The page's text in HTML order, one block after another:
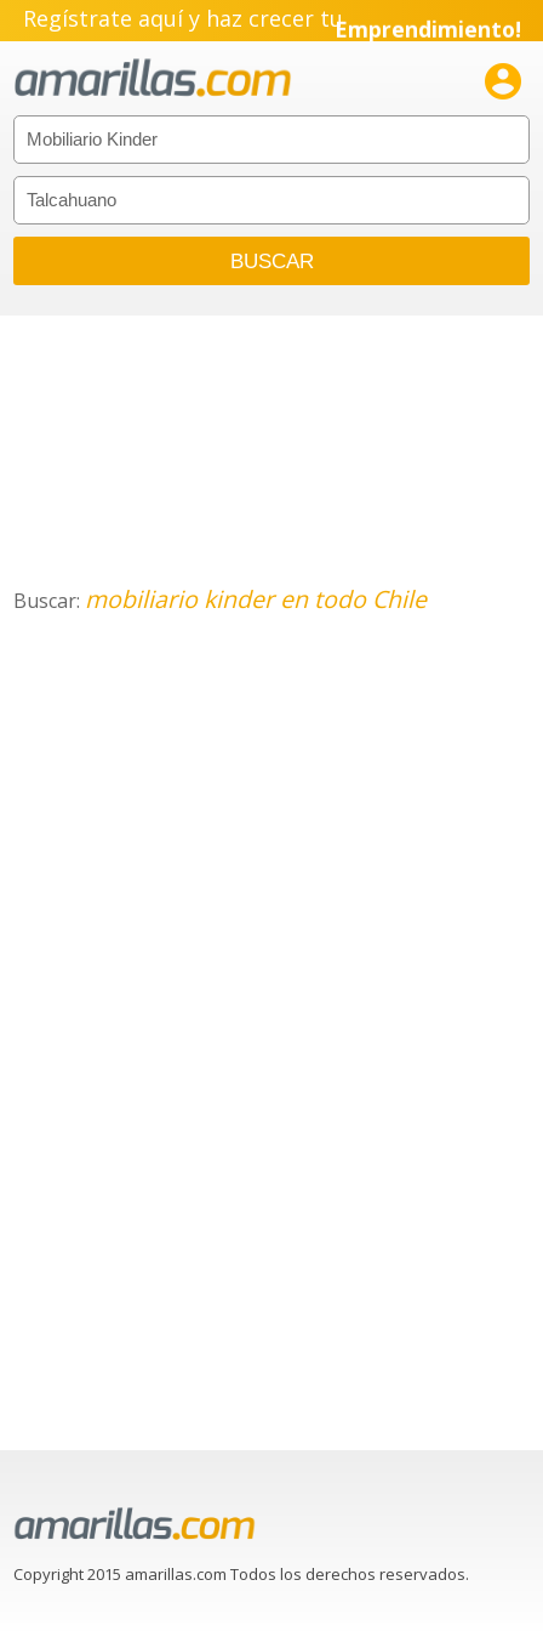
Regístrate aquí y haz crecer tuEmprendimiento!

Buscar: mobiliario kinder en todo Chile
Copyright 2015 amarillas.com Todos los derechos reservados.